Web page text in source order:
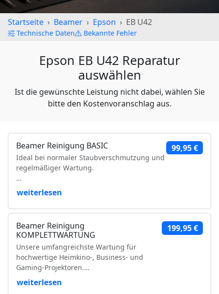
Startseite Beamer Epson EB U42
Technische Daten Bekannte Fehler
Epson EB U42 Reparatur
auswählen
Ist die gewünschte Leistung nicht dabei, wählen Sie
bitte den Kostenvoranschlag aus.
Beamer Reinigung BASIC
Ideal bei normaler Staubverschmutzung und
regelmäßiger Wartung.
Leistungsumfang:
Reinigung der Luftfilter und Gehäuseteile
Reinigung der Kühlkörper
Objektivreinigung
Entfernung loser Staubablagerungen im
Geräteinneren
Prüfung der Bildqualität
Funktionsprüfung
weiterlesen
99,95 €
Beamer Reinigung
KOMPLETTWARTUNG
Unsere umfangreichste Wartung für
hochwertige Heimkino-, Business- und
Gaming-Projektoren.
Leistungsumfang:
weiterlesen
199,95 €